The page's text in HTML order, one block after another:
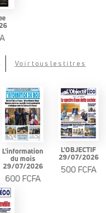
Voir tous les titres
L'information
du mois
29/07/2026
600 FCFA
L'OBJECTIF
29/07/2026
500 FCFA